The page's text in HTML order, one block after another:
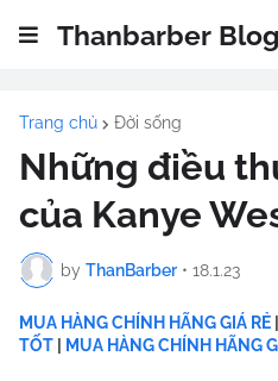
Thanbarber Blog
Trang chủ Đời sống
Những điều
của Kanye
by ThanBarber • 18.1.23
MUA HÀNG CHÍNH HÃNG GIÁ RẺ
TỐT
MUA HÀNG CHÍNH HÃNG